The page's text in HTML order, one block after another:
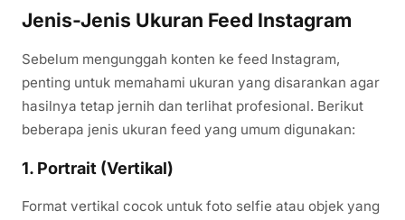
Jenis-Jenis Ukuran Feed Instagram
Sebelum mengunggah konten ke feed Instagram,
penting untuk memahami ukuran yang disarankan agar
hasilnya tetap jernih dan terlihat profesional. Berikut
beberapa jenis ukuran feed yang umum digunakan:
1. Portrait (Vertikal)
Format vertikal cocok untuk foto selfie atau objek yang